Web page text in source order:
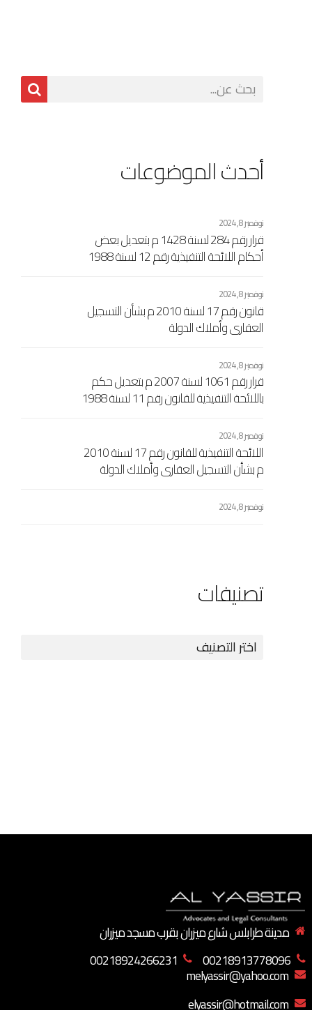
أحدث الموضوعات
نوفمبر 8, 2024
قرار رقم 284 لسنة 1428 م بتعديل بعض
أحكام اللائحة التنفيذية رقم 12 لسنة 1988
إفرنجي بشأن مصلحة التسجيل العقاري
لسنة 1989 إفرنجي اللجنة الشعبية العامة
نوفمبر 8, 2024
قانون رقم 17 لسنة 2010 م بشأن التسجيل
العقاري وأملاك الدولة
نوفمبر 8, 2024
قرار رقم 1061 لسنة 2007 م بتعديل حكم
باللائحة التنفيذية للقانون رقم 11 لسنة 1988
مسيحي
نوفمبر 8, 2024
اللائحة التنفيذية للقانون رقم 17 لسنة 2010
م بشأن التسجيل العقاري وأملاك الدولة
433 لسنة 2010 م
نوفمبر 8, 2024
تصنيفات
مدينة طرابلس شارع ميزران بقرب مسجد ميزران
00218913778096
00218924266231
melyassir@yahoo.com
elyassir@hotmail.com